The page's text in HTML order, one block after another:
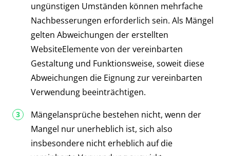
ungünstigen Umständen können mehrfache
Nachbesserungen erforderlich sein. Als Mängel
gelten Abweichungen der erstellten
WebsiteElemente von der vereinbarten
Gestaltung und Funktionsweise, soweit diese
Abweichungen die Eignung zur vereinbarten
Verwendung beeinträchtigen.
Mängelansprüche bestehen nicht, wenn der
Mangel nur unerheblich ist, sich also
insbesondere nicht erheblich auf die